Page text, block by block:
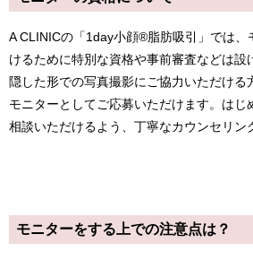
A CLINICの「1day小顔®脂肪吸引」では、
けるために特別な資格や事前審査などは設
隠した形での写真撮影にご協力いただける
モニターとしてご応募いただけます。はじ
相談いただけるよう、丁寧なカウンセリン
モニターをする上での注意点は？